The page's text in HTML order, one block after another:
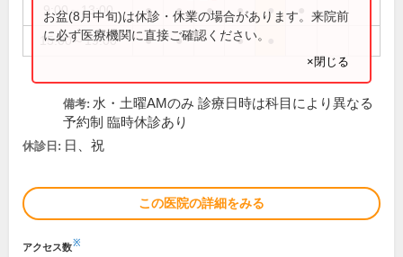
9:00～13:00 ● ● ● ● ●
15:00～19:00 ● ● ●
お盆(8月中旬)は休診・休業の場合があります。来院前
に必ず医療機関に直接ご確認ください。
×閉じる
備考: 水・土曜AMのみ 診療日時は科目により異なる
予約制 臨時休診あり
休診日: 日、祝
この医院の詳細をみる
アクセス数※